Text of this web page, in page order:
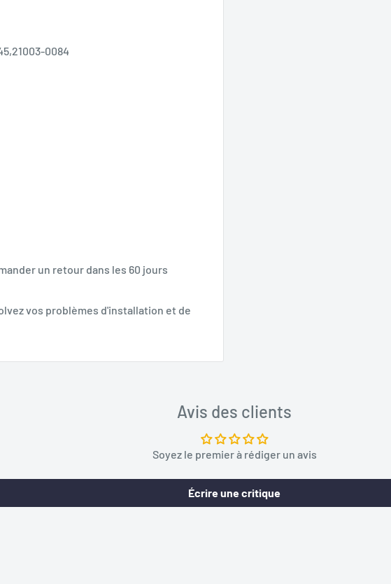
0084
un retour dans les 60 jours
vos problèmes d'installation et de
Avis des clients
Soyez le premier à rédiger un avis
Écrire une critique